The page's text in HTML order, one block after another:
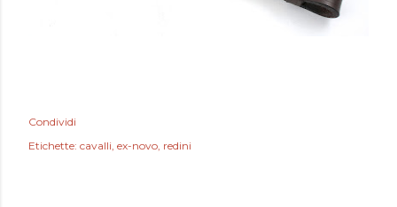
Condividi
Etichette: cavalli ex-novo redini